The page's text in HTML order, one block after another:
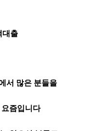
대출
서 많은 분들을
요즘입니다